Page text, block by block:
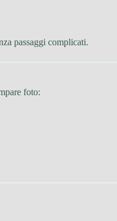
passaggi complicati.
foto: